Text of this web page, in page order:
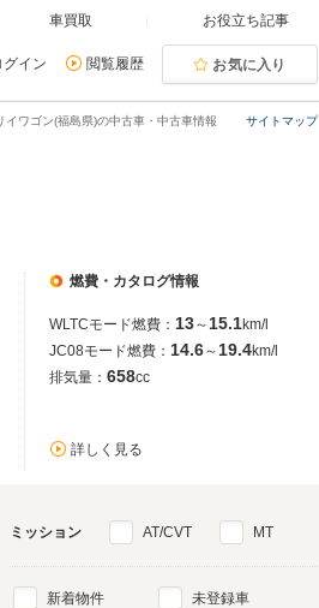
車買取 お役立ち記事
グイン 閲覧履歴 お気に入り
サイトマップ
イワゴン(福島県)の中古車・中古車情報
燃費・カタログ情報
WLTCモード燃費： 13～ 15.1km/l
JC08モード燃費： 14.6～ 19.4km/l
排気量： 658cc
詳しく見る
ミッション AT/CVT MT
新着物件 未登録車